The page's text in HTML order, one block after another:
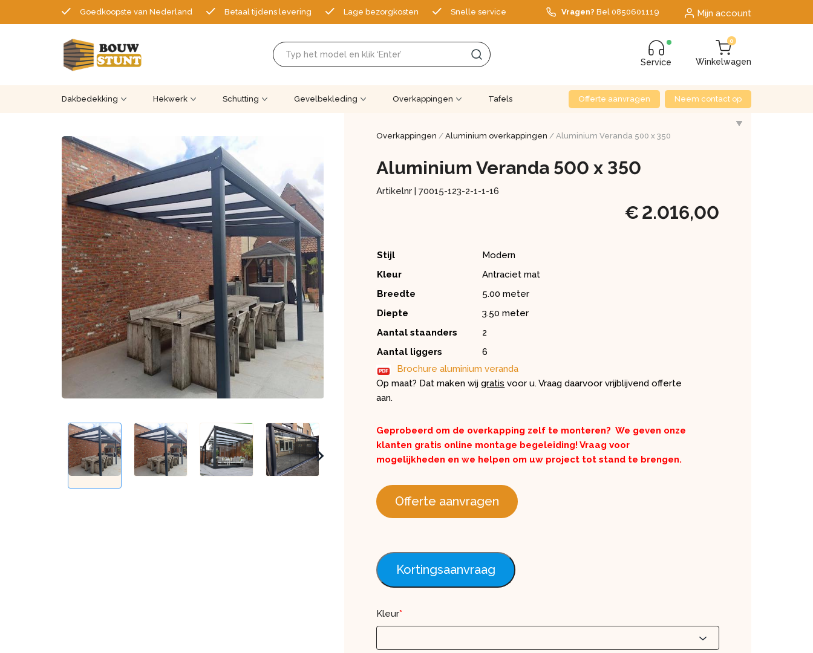
Goedkoopste van Nederland Betaal tijdens levering Lage bezorgkosten Snelle service Vragen? Bel 0850601119 Mijn account
Service Winkelwagen
0
Dakbedekking Hekwerk Schutting Gevelbekleding Overkappingen Tafels Offerte aanvragen Neem contact op
Overkappingen /Aluminium overkappingen / Aluminium Veranda 500 x 350
Aluminium Veranda 500 x 350
Artikelnr |70015-123-2-1-1-16
€ 2.016,00
Stijl
Modern
Kleur
Antraciet mat
Breedte
5.00 meter
Diepte
3.50 meter
Aantal staanders
2
Aantal liggers
6
Brochure aluminium veranda
Op maat? Dat maken wijgratis voor u. Vraag daarvoor vrijblijvend offerte
aan.
Geprobeerd om de overkapping zelf te monteren?We geven onze
klanten gratis online montage begeleiding! Vraag voor
mogelijkheden en we helpen om uw project tot stand te brengen.
Offerte aanvragen
Kortingsaanvraag
Kleur*